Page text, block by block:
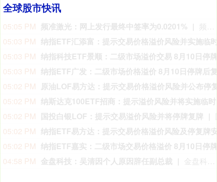
全球股市快讯
05:05 PM 频准激光：网上发行最终中签率为0.0201%
频准激光8月9日公告，回拨机制启动后，网上发行最终中签率为0.0201%。
05:03 PM
05:03 PM
05:03 PM
05:02 PM
05:02 PM
05:02 PM 国投白银LOF：提示交易溢价风险并将停牌复牌
05:02 PM
05:02 PM
04:58 PM 金盘科技：吴清因个人原因辞任副总裁 金盘科技8月9日公告，公司董事会于2026年8月7日收到副总裁吴清的辞职报告，吴清因个人原因申请辞去公司副总裁职务，辞职报告自送达公司董事会之日起生效，吴清仍在公司担任其他职务。
大
资
对
越
击
战
期
越
南
兵